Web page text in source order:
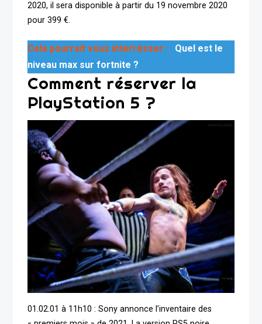
2020, il sera disponible à partir du 19 novembre 2020
pour 399 €.
Cela pourrait vous interrésser :
Quel est le
niveau max sur fortnite ?
Comment réserver la
PlayStation 5 ?
01.02.01 à 11h10 : Sony annonce l’inventaire des